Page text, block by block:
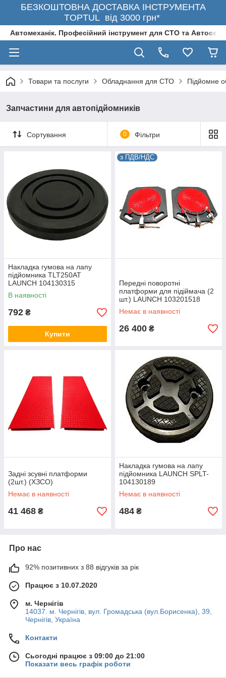
БЕЗКОШТОВНА ДОСТАВКА ІНСТРУМЕНТА
TOPTUL від 3000 грн*
Автомеханік. Професійний інструмент для СТО та
Товари та послуги Обладнання для СТО Підйомне
Запчастини для автопідйомників
Сортування 0 Фільтри
Накладка гумова на лапу
підйомника TLT250AT
LAUNCH 104130315
В наявності
792 ₴
Купити
з ПДВ/НДС
Передні поворотні
платформи для підіймача (2
шт.) LAUNCH 103201518
Немає в наявності
26 400 ₴
Задні зсувні платформи
(2шт.) (ХЗСО)
Немає в наявності
41 468 ₴
Накладка гумова на лапу
підйомника LAUNCH SPLT-
104130189
Немає в наявності
484 ₴
Про нас
92% позитивних з 88 відгуків за рік
Працює з 10.07.2020
м. Чернігів
14037. м. Чернігів, вул. Громадська (вул.Борисенка), 39,
Чернігів, Україна
Контакти
Сьогодні працює з 09:00 до 21:00
Показати весь графік роботи